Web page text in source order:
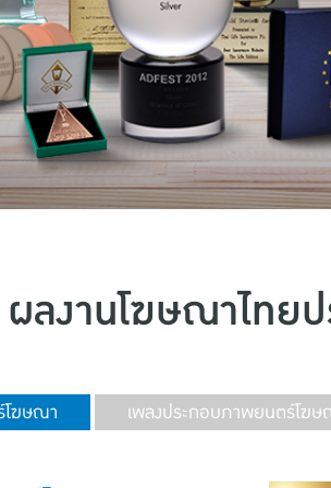
ผลงานโฆษณาไทย
ฆษณา เพลงประกอบภาพยนตร์โฆ